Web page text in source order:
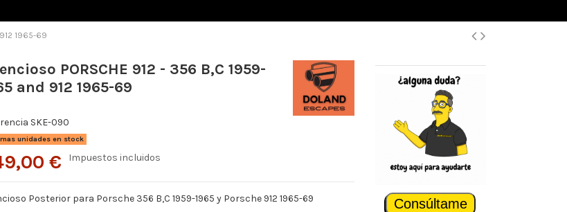
1965-69
PORSCHE 912 - 356 B,C 1959-
and 912 1965-69
SKE-090
unidades en stock
€ Impuestos incluidos
Posterior para Porsche 356 B,C 1959-1965 y Porsche 912 1965-69 Consúltame